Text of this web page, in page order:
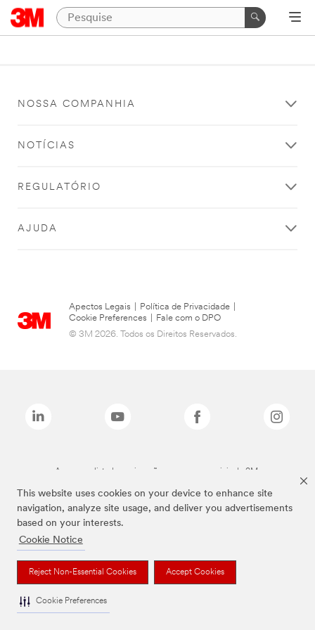
This website uses cookies on your device to enhance site
navigation, analyze site usage, and deliver you advertisements
based on your interests.
Cookie Notice
Reject Non-Essential Cookies Accept Cookies
Cookie Preferences
NOSSA COMPANHIA
NOTÍCIAS
REGULATÓRIO
AJUDA
Apectos Legais Política de Privacidade
Cookie Preferences
Fale com o DPO
© 3M 2026. Todos os Direitos Reservados.
As marcas listadas a cima são marcas comerciais da 3M.